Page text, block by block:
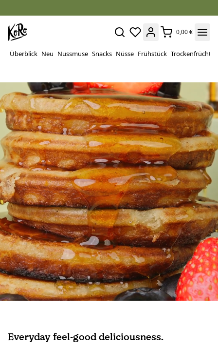
0,00 €
Überblick Neu Nussmuse Snacks Nüsse Frühstück Trockenfrüchte
Wir denken Handel neu.
Everyday feel-good deliciousness.